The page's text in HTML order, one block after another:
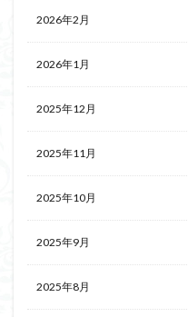
2026年2月
2026年1月
2025年12月
2025年11月
2025年10月
2025年9月
2025年8月